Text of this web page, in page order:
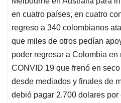
p
p
o
k
I
n
s
en cuatro países, en cuatro
regreso a 340 colombianos
que miles de otros pedían
poder regresar a Colombia en
CONVID 19 que frenó en
desde mediados y finales de
debió pagar 2.700 dolares